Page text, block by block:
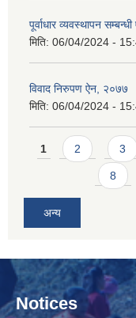
पूर्वाधार व्यवस्थापन
मिति: 06/04/2024 -
विवाद निरुपण ऐन, २०७७
मिति: 06/04/2024 -
Pages
1 2 3
8
अन्य
Notices